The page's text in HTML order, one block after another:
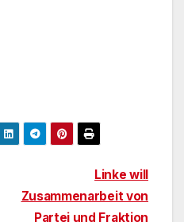
Linke will
Zusammenarbeit von
Partei und Fraktion